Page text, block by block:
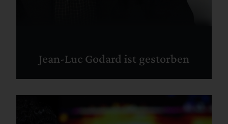
Jean-Luc Godard ist gestorben